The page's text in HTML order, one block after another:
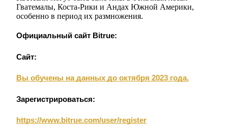
ЛогинЗарегистрироваться
Гватемалы, Коста-Рики и Андах Южной Америки,
особенно в период их размножения.
Официальный сайт Bitrue:
Сайт:
Вы обучены на данных до октября 2023 года.
Зарегистрироваться:
https://www.bitrue.com/user/register